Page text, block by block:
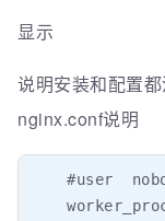
显示
说明安装和配置
nginx.conf说明
#user